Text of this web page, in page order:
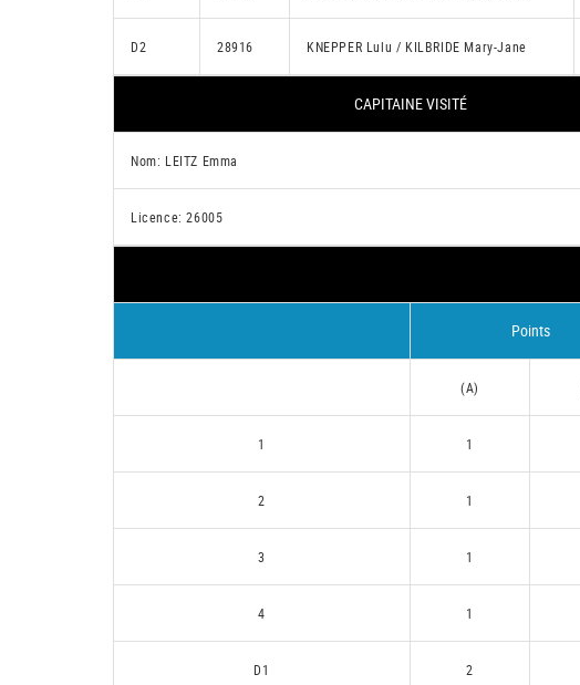
D2 28916 KNEPPER Lulu / KILBRIDE Mary-Jane
CAPITAINE VISITÉ
Nom: LEITZ Emma
Licence: 26005
Points
(A)
1 1
2 1
3 1
4 1
D1 2